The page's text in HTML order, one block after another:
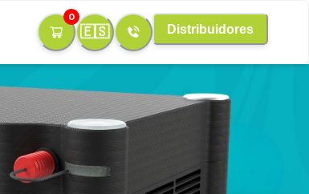
Distribuidores
🇪🇸
0